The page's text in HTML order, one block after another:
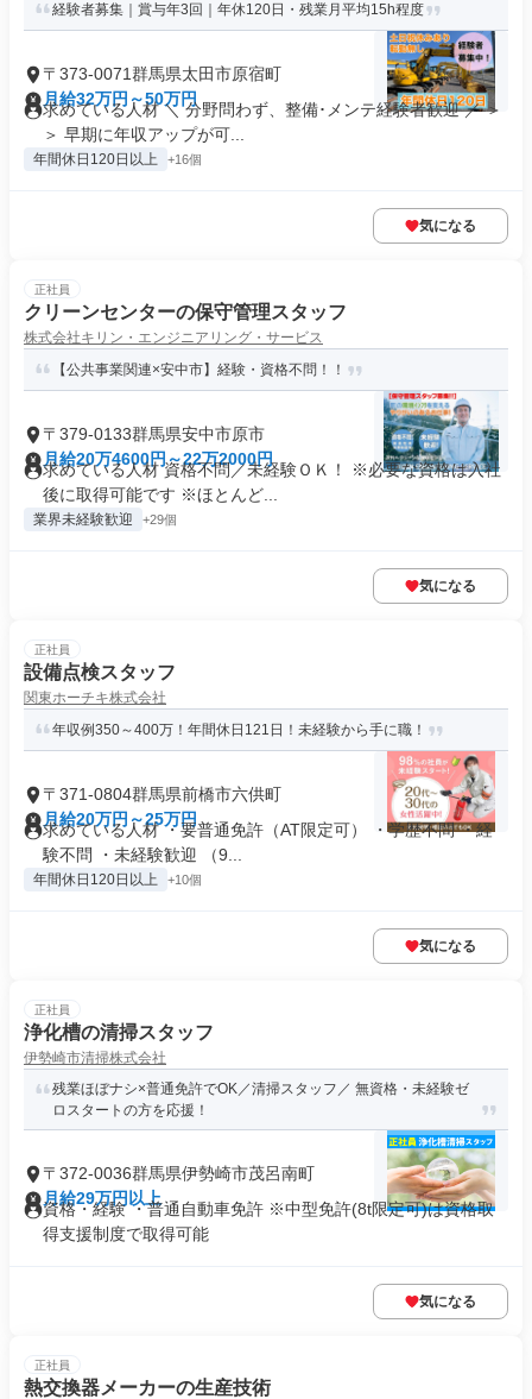
経験者募集｜賞与年3回｜年休120日・残業月平均15h程度
〒373-0071群馬県太田市原宿町
月給32万円～50万円
求めている人材 ＼ 分野問わず、整備･メンテ経験者歓迎 ／ ＞
＞ 早期に年収アップが可...
年間休日120日以上 +16個
気になる
正社員
クリーンセンターの保守管理スタッフ
株式会社キリン・エンジニアリング・サービス
【公共事業関連×安中市】経験・資格不問！！
〒379-0133群馬県安中市原市
月給20万4600円～22万2000円
求めている人材 資格不問／未経験ＯＫ！ ※必要な資格は入社
後に取得可能です ※ほとんど...
業界未経験歓迎 +29個
気になる
正社員
設備点検スタッフ
関東ホーチキ株式会社
年収例350～400万！年間休日121日！未経験から手に職！
〒371-0804群馬県前橋市六供町
月給20万円～25万円
求めている人材 ・要普通免許（AT限定可） ・学歴不問 ・経
験不問 ・未経験歓迎 （9...
年間休日120日以上 +10個
気になる
正社員
浄化槽の清掃スタッフ
伊勢崎市清掃株式会社
残業ほぼナシ×普通免許でOK／清掃スタッフ／ 無資格・未経験ゼ
ロスタートの方を応援！
〒372-0036群馬県伊勢崎市茂呂南町
月給29万円以上
資格・経験 ・普通自動車免許 ※中型免許(8t限定可)は資格取
得支援制度で取得可能
気になる
正社員
熱交換器メーカーの生産技術